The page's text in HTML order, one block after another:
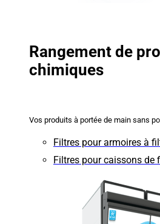
Rangement de
chimiques
Vos produits à portée de main sans
Filtres pour armoires à
Filtres pour caissons de